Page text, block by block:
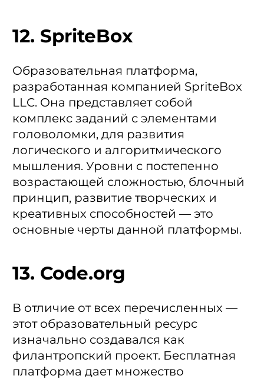
12. SpriteBox
Образовательная платформа,
разработанная компанией SpriteBox
LLC. Она представляет собой
комплекс заданий с элементами
головоломки, для развития
логического и алгоритмического
мышления. Уровни с постепенно
возрастающей сложностью, блочный
принцип, развитие творческих и
креативных способностей — это
основные черты данной платформы.
13. Code.org
В отличие от всех перечисленных —
этот образовательный ресурс
изначально создавался как
филантропский проект. Бесплатная
платформа дает множество